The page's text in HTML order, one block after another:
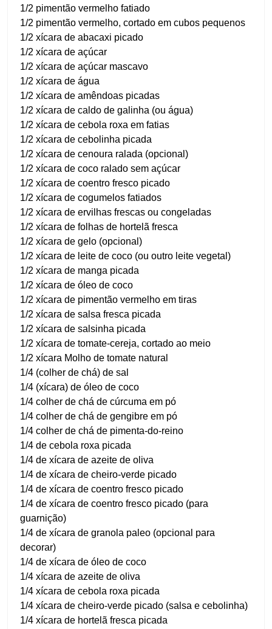
1/2 pimentão vermelho fatiado
1/2 pimentão vermelho, cortado em cubos pequenos
1/2 xícara de abacaxi picado
1/2 xícara de açúcar
1/2 xícara de açúcar mascavo
1/2 xícara de água
1/2 xícara de amêndoas picadas
1/2 xícara de caldo de galinha (ou água)
1/2 xícara de cebola roxa em fatias
1/2 xícara de cebolinha picada
1/2 xícara de cenoura ralada (opcional)
1/2 xícara de coco ralado sem açúcar
1/2 xícara de coentro fresco picado
1/2 xícara de cogumelos fatiados
1/2 xícara de ervilhas frescas ou congeladas
1/2 xícara de folhas de hortelã fresca
1/2 xícara de gelo (opcional)
1/2 xícara de leite de coco (ou outro leite vegetal)
1/2 xícara de manga picada
1/2 xícara de óleo de coco
1/2 xícara de pimentão vermelho em tiras
1/2 xícara de salsa fresca picada
1/2 xícara de salsinha picada
1/2 xícara de tomate-cereja, cortado ao meio
1/2 xícara Molho de tomate natural
1/4 (colher de chá) de sal
1/4 (xícara) de óleo de coco
1/4 colher de chá de cúrcuma em pó
1/4 colher de chá de gengibre em pó
1/4 colher de chá de pimenta-do-reino
1/4 de cebola roxa picada
1/4 de xícara de azeite de oliva
1/4 de xícara de cheiro-verde picado
1/4 de xícara de coentro fresco picado
1/4 de xícara de coentro fresco picado (para
guarnição)
1/4 de xícara de granola paleo (opcional para
decorar)
1/4 de xícara de óleo de coco
1/4 xícara de azeite de oliva
1/4 xícara de cebola roxa picada
1/4 xícara de cheiro-verde picado (salsa e cebolinha)
1/4 xícara de hortelã fresca picada